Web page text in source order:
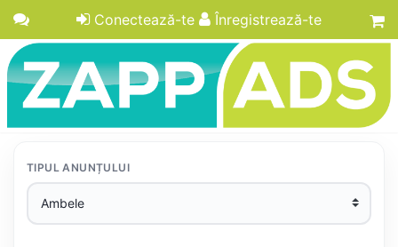
Conectează-te Înregistrează-te
TIPUL ANUNȚULUI